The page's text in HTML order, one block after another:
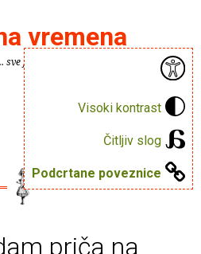
Visoki kontrast
Čitljiv slog
Podcrtane poveznice
vremena
sve je puno knjiga.
priča na